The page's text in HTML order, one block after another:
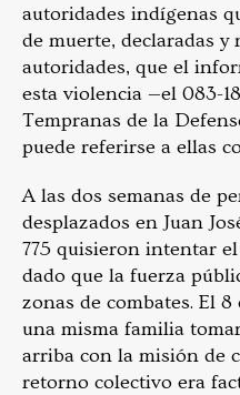
autoridades indígenas
de muerte, declaradas y
autoridades, que el
esta violencia —el 083-
Tempranas de la
puede referirse a ellas
A las dos semanas de
desplazados en Juan
775 quisieron intentar
dado que la fuerza
zonas de combates. El
una misma familia
arriba con la misión de
retorno colectivo era